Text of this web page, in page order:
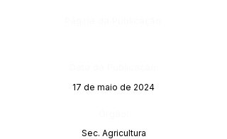
17 de maio de 2024
Sec. Agricultura